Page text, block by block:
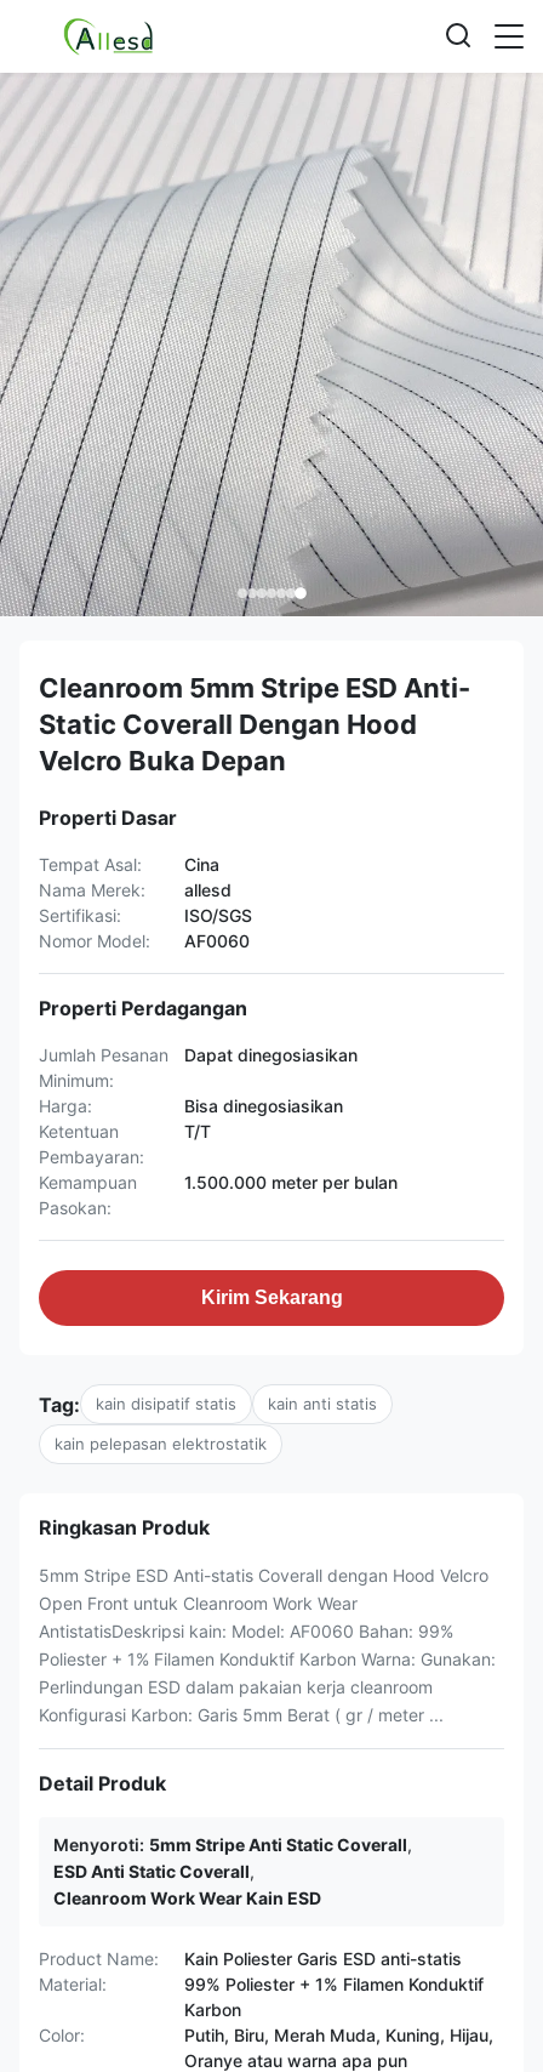
Cleanroom 5mm Stripe ESD Anti-
Static Coverall Dengan Hood
Velcro Buka Depan
Properti Dasar
Tempat Asal:
Cina
Nama Merek:
allesd
Sertifikasi:
ISO/SGS
Nomor Model:
AF0060
Properti Perdagangan
Jumlah Pesanan
Minimum:
Dapat dinegosiasikan
Harga:
Bisa dinegosiasikan
Ketentuan
Pembayaran:
T/T
Kemampuan
Pasokan:
1.500.000 meter per bulan
Kirim Sekarang
Tag: kain disipatif statis kain anti statis
kain pelepasan elektrostatik
Ringkasan Produk
5mm Stripe ESD Anti-statis Coverall dengan Hood Velcro
Open Front untuk Cleanroom Work Wear
AntistatisDeskripsi kain: Model: AF0060 Bahan: 99%
Poliester + 1% Filamen Konduktif Karbon Warna: Gunakan:
Perlindungan ESD dalam pakaian kerja cleanroom
Konfigurasi Karbon: Garis 5mm Berat ( gr / meter ...
Detail Produk
Menyoroti: 5mm Stripe Anti Static Coverall,
ESD Anti Static Coverall,
Cleanroom Work Wear Kain ESD
Product Name:
Kain Poliester Garis ESD anti-statis
Material:
99% Poliester + 1% Filamen Konduktif
Karbon
Color:
Putih, Biru, Merah Muda, Kuning, Hijau,
Oranye atau warna apa pun